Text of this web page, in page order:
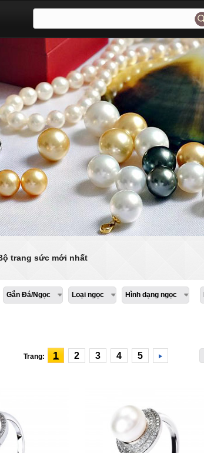
trang sức mới nhất
Gắn Đá/Ngọc Loại ngọc Hình dạng ngọc
Trang: 1 2 3 4 5